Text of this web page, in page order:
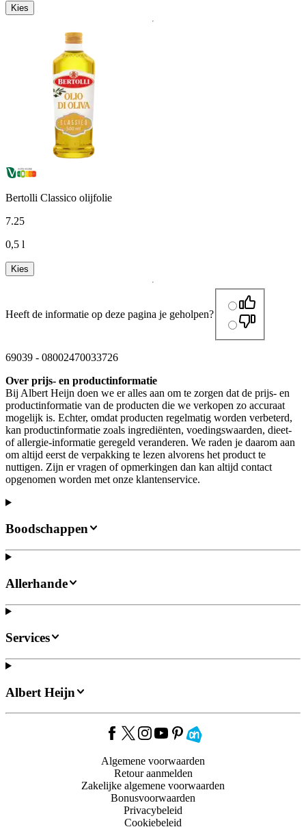
Kies
Bertolli Classico olijfolie
7.25
0,5 l
Kies
Heeft de informatie op deze pagina je geholpen?
69039 - 08002470033726
Over prijs- en productinformatie
Bij Albert Heijn doen we er alles aan om te zorgen dat de prijs- en
productinformatie van de producten die we verkopen zo accuraat
mogelijk is. Echter, omdat producten regelmatig worden verbeterd,
kan productinformatie zoals ingrediënten, voedingswaarden, dieet-
of allergie-informatie geregeld veranderen. We raden je daarom aan
om altijd eerst de verpakking te lezen alvorens het product te
nuttigen. Zijn er vragen of opmerkingen dan kan altijd contact
opgenomen worden met onze klantenservice.
Boodschappen
Allerhande
Services
Albert Heijn
Algemene voorwaarden
Retour aanmelden
Zakelijke algemene voorwaarden
Bonusvoorwaarden
Privacybeleid
Cookiebeleid